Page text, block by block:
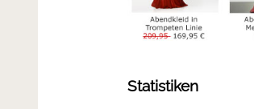
Statistiken